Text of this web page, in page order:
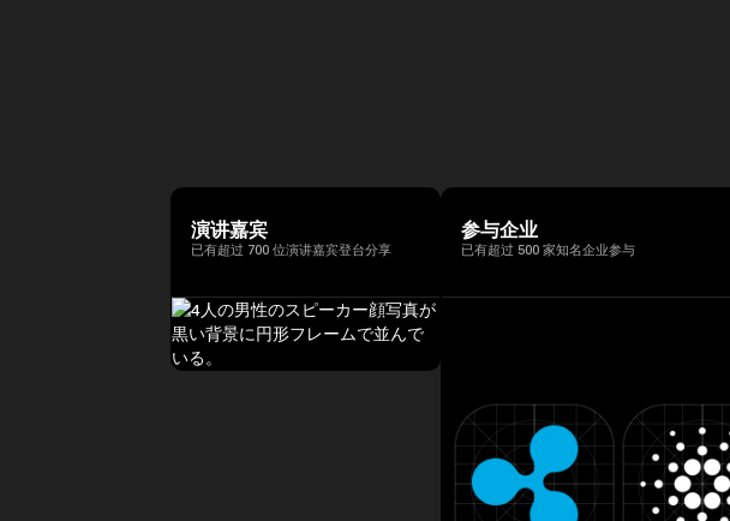
好的记录。 Terence Ng 拥有新加
坡南洋理工大学的商业研究学士学
位。他目前居住在新加坡，是区块
链和人工智能技术的狂热粉丝。
块链协会（JBA）的代表董事、一
般注册协会日本元界顾问、
ISO/TC307全国审议委员会代表
委员会成员和国防部意见领袖。
七国集团就业创新部长级会议、
2019年G20/V20虚拟资产服务提
供商峰会以及由内阁秘书处主办的
公私数据利用促进基本计划执行委
员会等，并雄心勃勃地致力于
同时与产品、安全、工程和营销等
各个部门密切合作。Nick 专注于
“将代码转化为现实世界的价值”，
正在将自托管钱包发展为下一代金
塑造其未来。
演讲嘉宾
已有超过 700 位演讲嘉宾登台分享
参与企业
已有超过 500 家知名企业参与